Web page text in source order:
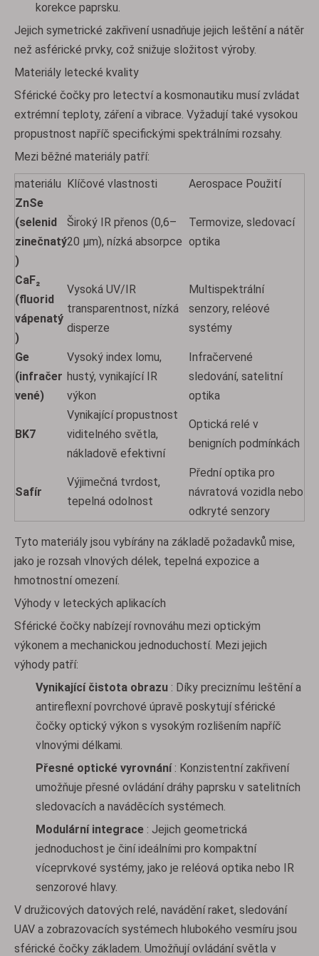
korekce paprsku.
Jejich symetrické zakřivení usnadňuje jejich leštění a nátěr
než asférické prvky, což snižuje složitost výroby.
Materiály letecké kvality
Sférické čočky pro letectví a kosmonautiku musí zvládat
extrémní teploty, záření a vibrace. Vyžadují také vysokou
propustnost napříč specifickými spektrálními rozsahy.
Mezi běžné materiály patří:
materiálu Klíčové vlastnosti
Aerospace Použití
ZnSe
(selenid
zinečnatý
)
Široký IR přenos (0,6–
20 µm), nízká absorpce
Termovize, sledovací
optika
CaF₂
(fluorid
vápenatý
)
Vysoká UV/IR
transparentnost, nízká
disperze
Multispektrální
senzory, reléové
systémy
Ge
(infračer
vené)
Vysoký index lomu,
hustý, vynikající IR
výkon
Infračervené
sledování, satelitní
optika
BK7
Vynikající propustnost
viditelného světla,
nákladově efektivní
Optická relé v
benigních podmínkách
Safír
Výjimečná tvrdost,
tepelná odolnost
Přední optika pro
návratová vozidla nebo
odkryté senzory
Tyto materiály jsou vybírány na základě požadavků mise,
jako je rozsah vlnových délek, tepelná expozice a
hmotnostní omezení.
Výhody v leteckých aplikacích
Sférické čočky nabízejí rovnováhu mezi optickým
výkonem a mechanickou jednoduchostí. Mezi jejich
výhody patří:
Vynikající čistota obrazu : Díky preciznímu leštění a
antireflexní povrchové úpravě poskytují sférické
čočky optický výkon s vysokým rozlišením napříč
vlnovými délkami.
Přesné optické vyrovnání: Konzistentní zakřivení
umožňuje přesné ovládání dráhy paprsku v satelitních
sledovacích a naváděcích systémech.
Modulární integrace : Jejich geometrická
jednoduchost je činí ideálními pro kompaktní
víceprvkové systémy, jako je reléová optika nebo IR
senzorové hlavy.
V družicových datových relé, navádění raket, sledování
UAV a zobrazovacích systémech hlubokého vesmíru jsou
sférické čočky základem. Umožňují ovládání světla v